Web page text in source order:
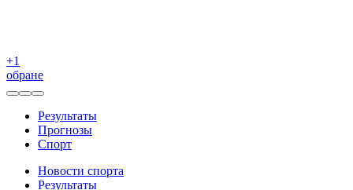
+1
обране
Результаты
Прогнозы
Спорт
Новости спорта
Результаты